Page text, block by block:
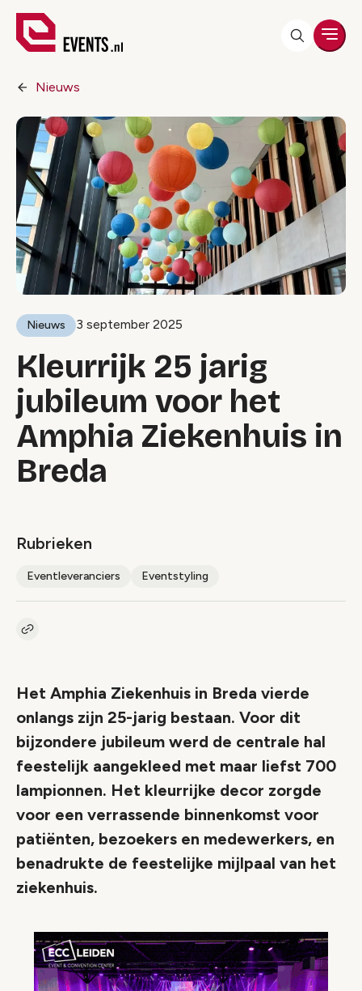
Nieuws
Nieuws 3 september 2025
Kleurrijk 25 jarig
jubileum voor het
Amphia Ziekenhuis in
Breda
Rubrieken
Eventleveranciers Eventstyling
Kopieer link naar artikel
Het Amphia Ziekenhuis in Breda vierde
onlangs zijn 25-jarig bestaan. Voor dit
bijzondere jubileum werd de centrale hal
feestelijk aangekleed met maar liefst 700
lampionnen. Het kleurrijke decor zorgde
voor een verrassende binnenkomst voor
patiënten, bezoekers en medewerkers, en
benadrukte de feestelijke mijlpaal van het
ziekenhuis.